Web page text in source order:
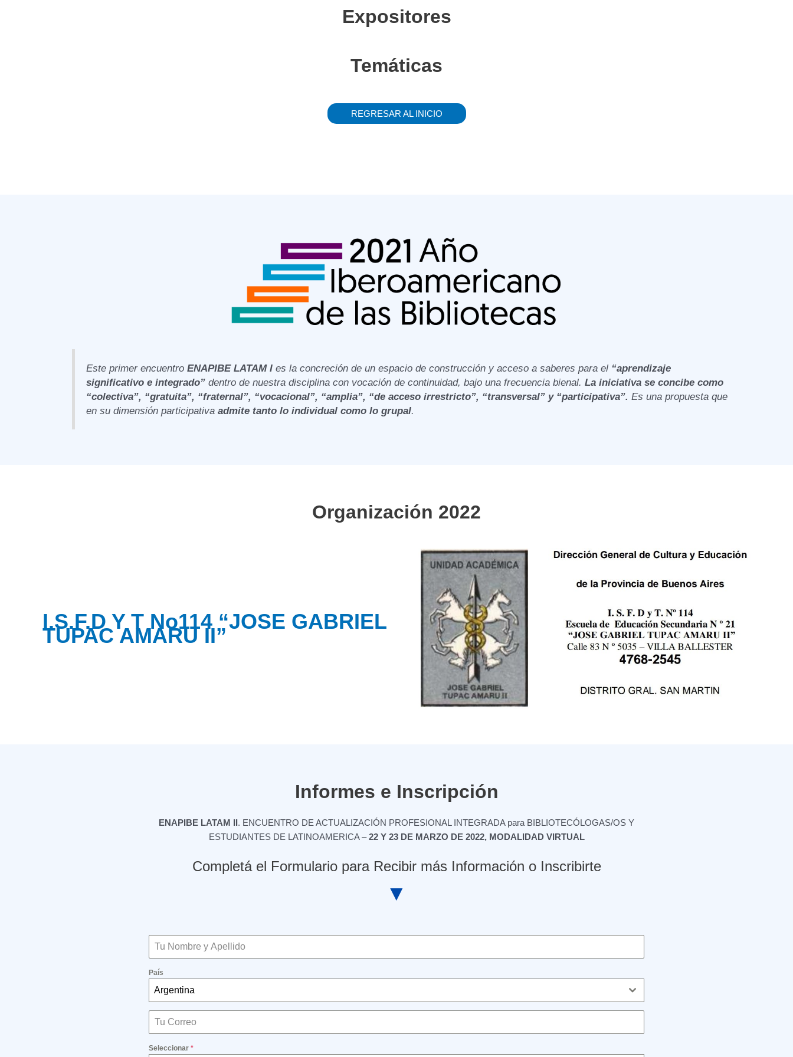
Expositores
Temáticas
REGRESAR AL INICIO
Este primer encuentroENAPIBE LATAM I es la concreción de un espacio de construcción y acceso a saberes para el “aprendizaje
significativo e integrado” dentro de nuestra disciplina con vocación de continuidad, bajo una frecuencia bienal.La iniciativa se concibe como
“colectiva”, “gratuita”, “fraternal”, “vocacional”, “amplia”, “de acceso irrestricto”, “transversal” y “participativa”. Es una propuesta que
en su dimensión participativaadmite tanto lo individual como lo grupal.
Organización 2022
I.S.F.D Y T No114 “JOSE GABRIEL
TUPAC AMARU II”
Informes e Inscripción
ENAPIBE LATAM II. ENCUENTRO DE ACTUALIZACIÓN PROFESIONAL INTEGRADA para BIBLIOTECÓLOGAS/OS Y
ESTUDIANTES DE LATINOAMERICA –22 Y 23 DE MARZO DE 2022, MODALIDAD VIRTUAL
Completá el Formulario para Recibir más Información o Inscribirte
▼
País
Argentina
Seleccionar *